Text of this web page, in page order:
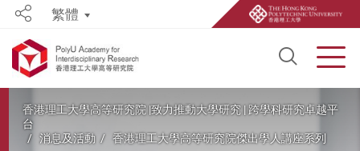
Open
Share繁體
香港理工大學高等研究院 |致力推動大學研究 | 跨學科研究卓越平
台
消息及活動
香港理工大學高等研究院傑出學人講座系列